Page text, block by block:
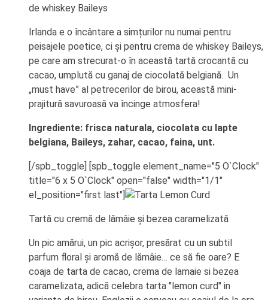
de whiskey Baileys
Irlanda e o încântare a simțurilor nu numai pentru
peisajele poetice, ci și pentru crema de whiskey Baileys,
pe care am strecurat-o în această tartă crocantă cu
cacao, umplută cu ganaj de ciocolată belgiană. Un
„must have” al petrecerilor de birou, această mini-
prajitură savuroasă va încinge atmosfera!
Ingrediente: frisca naturala, ciocolata cu lapte
belgiana, Baileys, zahar, cacao, faina, unt.
[/spb_toggle] [spb_toggle element_name="5 O`Clock"
title="6 x 5 O`Clock" open="false" width="1/1"
el_position="first last"]
Tartă cu cremă de lămâie și bezea caramelizată
Un pic amărui, un pic acrișor, presărat cu un subtil
parfum floral și aromă de lămâie… ce să fie oare? E
coaja de tarta de cacao, crema de lamaie si bezea
caramelizata, adică celebra tarta "lemon curd" in